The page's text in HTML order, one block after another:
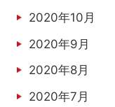
2020年10月
2020年9月
2020年8月
2020年7月